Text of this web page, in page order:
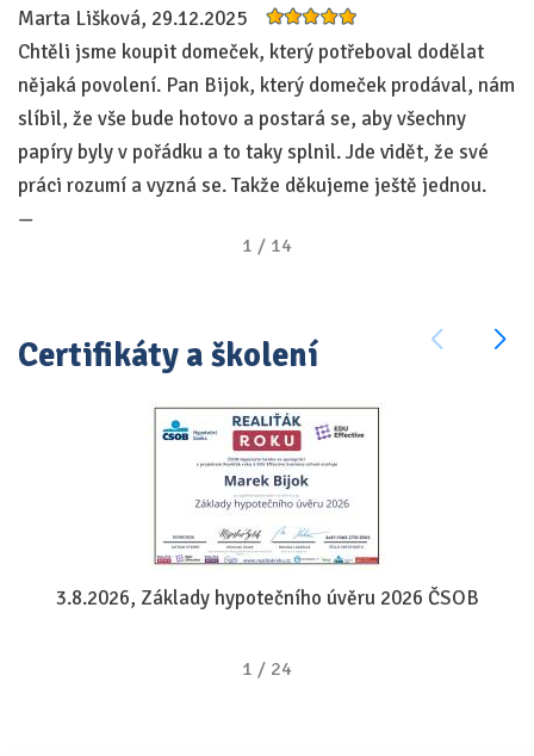
Marta Lišková, 29.12.2025
Chtěli jsme koupit domeček, který potřeboval dodělat
nějaká povolení. Pan Bijok, který domeček prodával, nám
slíbil, že vše bude hotovo a postará se, aby všechny
papíry byly v pořádku a to taky splnil. Jde vidět, že své
práci rozumí a vyzná se. Takže děkujeme ještě jednou.
—
1 / 14
Certifikáty a školení
3.8.2026, Základy hypotečního úvěru 2026 ČSOB
1 / 24